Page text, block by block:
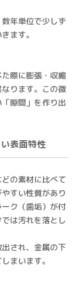
年単位で少しず
ます。
際に膨張・収縮
ります。この微
隙間」を作り出
表面特性
の素材に比べて
すい性質があり
ク（歯垢）が付
は汚れを落とし
され、金属の下
まいます。